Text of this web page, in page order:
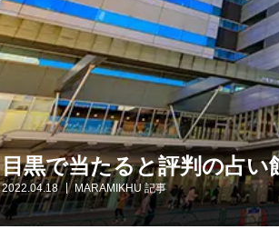
目黒で当たると評判の占
2022.04.18 MARAMIKHU 記事